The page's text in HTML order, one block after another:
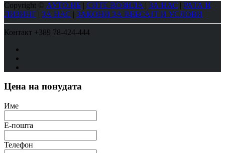
Copyright © АУТО НБ | СИТЕ ВОЗИЛА | ЗА НАС | РАТА И
ЛИЗИНГ | ЗА НАС | ЗАКОНИ ЗА ВЕБСАЈТ И УСЛОВИ
Контакт +389 78-424-444
Цена на понудата
Име
Е-пошта
Телефон